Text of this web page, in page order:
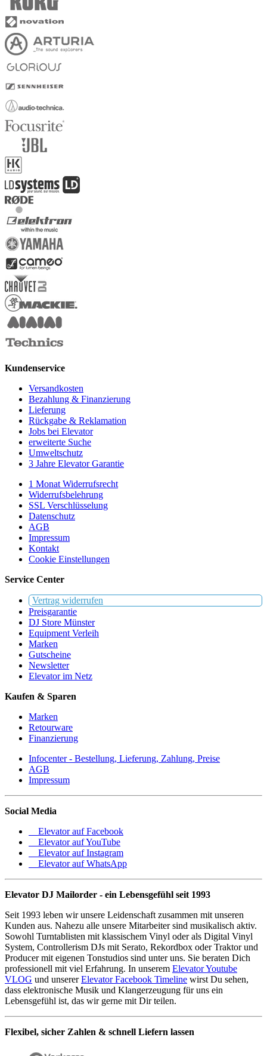
Kundenservice
Versandkosten
Bezahlung & Finanzierung
Lieferung
Rückgabe & Reklamation
Jobs bei Elevator
erweiterte Suche
Umweltschutz
3 Jahre Elevator Garantie
1 Monat Widerrufsrecht
Widerrufsbelehrung
SSL Verschlüsselung
Datenschutz
AGB
Impressum
Kontakt
Cookie Einstellungen
Service Center
Vertrag widerrufen
Preisgarantie
DJ Store Münster
Equipment Verleih
Marken
Gutscheine
Newsletter
Elevator im Netz
Kaufen & Sparen
Marken
Retourware
Finanzierung
Infocenter - Bestellung, Lieferung, Zahlung, Preise
AGB
Impressum
Social Media
Elevator auf Facebook
Elevator auf YouTube
Elevator auf Instagram
Elevator auf WhatsApp
Elevator DJ Mailorder - ein Lebensgefühl seit 1993
Seit 1993 leben wir unsere Leidenschaft zusammen mit unseren
Kunden aus. Nahezu alle unsere Mitarbeiter sind musikalisch aktiv.
Sowohl Turntablisten mit klassischem Vinyl oder als Digital Vinyl
System, Controllerism DJs mit Serato, Rekordbox oder Traktor und
Producer mit eigenen Tonstudios sind unter uns. Sie beraten Dich
professionell mit viel Erfahrung. In unserem Elevator Youtube
VLOG und unsererElevator Facebook Timeline wirst Du sehen,
dass elektronische Musik und Klangerzeugung für uns ein
Lebensgefühl ist, das wir gerne mit Dir teilen.
Flexibel, sicher Zahlen & schnell Liefern lassen